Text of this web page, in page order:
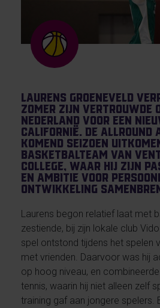
Laurens Groeneveld
zomer zijn vertrouwde
Nederland voor een
Californië. De allround
komend seizoen
basketbalteam van
College, waar hij zijn
en ambitie voor
ontwikkeling
Laurens begon relatief laat met
zestiende, bij zijn lokale club
spel ontstond tijdens het spelen
met vrienden. Daarvoor was hij
op hoog niveau, en
tennis, waarin hij niet alleen zelf
training gaf aan jongere spelers.